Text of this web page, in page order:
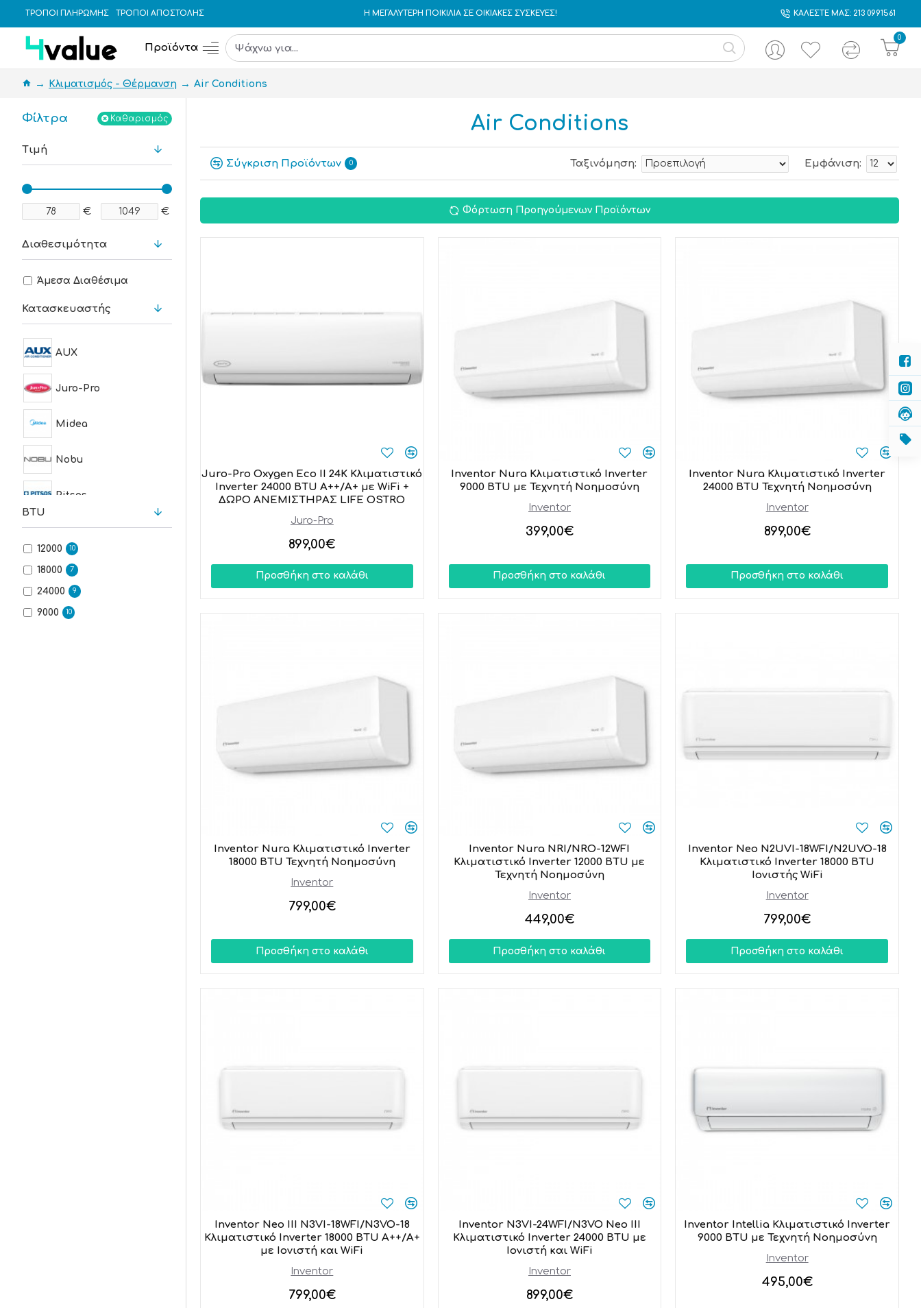
ΤΡΟΠΟΙ ΠΛΗΡΩΜΗΣ ΤΡΟΠΟΙ ΑΠΟΣΤΟΛΗΣ Η ΜΕΓΑΛΥΤΕΡΗ ΠΟΙΚΙΛΙΑ ΣΕ ΟΙΚΙΑΚΕΣ ΣΥΣΚΕΥΕΣ! ΚΑΛΕΣΤΕ ΜΑΣ: 213 0991561
Προϊόντα
0
Κλιματισμός - Θέρμανση Air Conditions
Φίλτρα Καθαρισμός
Τιμή
€ €
Κατασκευαστής
AUX
Juro-Pro
Midea
Nobu
Pitsos
Singer
Inventor
BTU
12000 10
18000 7
24000 9
9000 10
Διαθεσιμότητα
Άμεσα Διαθέσιμα
Air Conditions
Σύγκριση Προϊόντων 0 Ταξινόμηση: Εμφάνιση:
Φόρτωση Προηγούμενων Προϊόντων
Juro-Pro
Juro-Pro Oxygen Eco II 24K Κλιματιστικό
Inverter 24000 BTU A++/A+ με WiFi +
ΔΩΡΟ ΑΝΕΜΙΣΤΗΡΑΣ LIFE OSTRO
899,00€
Προσθήκη στο καλάθι
Inventor
Inventor Nura Κλιματιστικό Inverter
9000 BTU με Τεχνητή Νοημοσύνη
399,00€
Προσθήκη στο καλάθι
Inventor
Inventor Nura Κλιματιστικό Inverter
24000 BTU Τεχνητή Νοημοσύνη
899,00€
Προσθήκη στο καλάθι
Inventor
Inventor Nura Κλιματιστικό Inverter
18000 BTU Τεχνητή Νοημοσύνη
799,00€
Προσθήκη στο καλάθι
Inventor
Inventor Nura NRI/NRO-12WFI
Κλιματιστικό Inverter 12000 BTU με
Τεχνητή Νοημοσύνη
449,00€
Προσθήκη στο καλάθι
Inventor
Inventor Neo N2UVI-18WFI/N2UVO-18
Κλιματιστικό Inverter 18000 BTU
Ιονιστής WiFi
799,00€
Προσθήκη στο καλάθι
Inventor
Inventor Neo III N3VI-18WFI/N3VO-18
Κλιματιστικό Inverter 18000 BTU A++/A+
με Ιονιστή και WiFi
799,00€
Inventor
Inventor N3VI-24WFI/N3VO Neo III
Κλιματιστικό Inverter 24000 BTU με
Ιονιστή και WiFi
899,00€
Inventor
Inventor Intellia Κλιματιστικό Inverter
9000 BTU με Τεχνητή Νοημοσύνη
495,00€